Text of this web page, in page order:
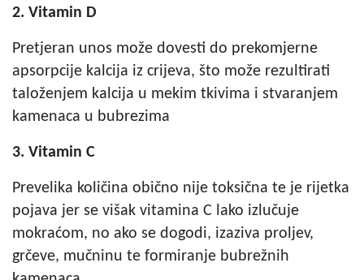
2. Vitamin D
Pretjeran unos može dovesti do prekomjerne
apsorpcije kalcija iz crijeva, što može rezultirati
taloženjem kalcija u mekim tkivima i stvaranjem
kamenaca u bubrezima
3. Vitamin C
Prevelika količina obično nije toksična te je rijetka
pojava jer se višak vitamina C lako izlučuje
mokraćom, no ako se dogodi, izaziva proljev,
grčeve, mučninu te formiranje bubrežnih